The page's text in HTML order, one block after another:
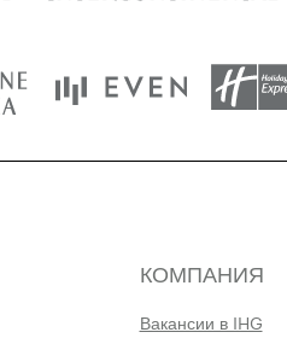
КОМПАНИЯ
Вакансии в IHG